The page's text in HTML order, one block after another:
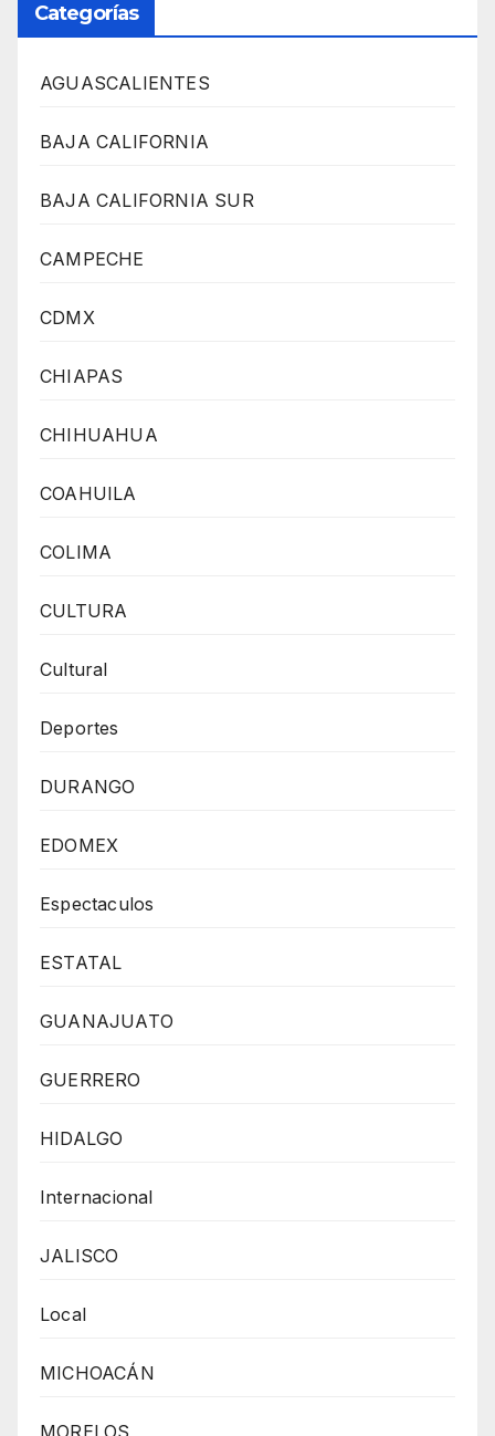
Categorías
AGUASCALIENTES
BAJA CALIFORNIA
BAJA CALIFORNIA SUR
CAMPECHE
CDMX
CHIAPAS
CHIHUAHUA
COAHUILA
COLIMA
CULTURA
Cultural
Deportes
DURANGO
EDOMEX
Espectaculos
ESTATAL
GUANAJUATO
GUERRERO
HIDALGO
Internacional
JALISCO
Local
MICHOACÁN